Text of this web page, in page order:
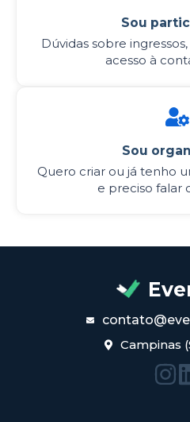
Sou
Dúvidas sobre
acesso à
Sou
Quero criar ou já tenho
e preciso falar
Campinas